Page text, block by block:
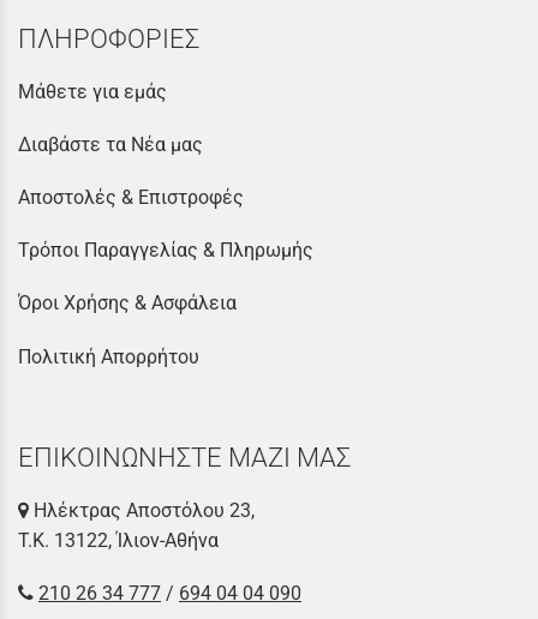
ΠΛΗΡΟΦΟΡΙΕΣ
Μάθετε για εμάς
Διαβάστε τα Νέα μας
Αποστολές & Επιστροφές
Τρόποι Παραγγελίας & Πληρωμής
Όροι Χρήσης & Ασφάλεια
Πολιτική Απορρήτου
ΕΠΙΚΟΙΝΩΝΗΣΤΕ ΜΑΖΙ ΜΑΣ
Ηλέκτρας Αποστόλου 23,
Τ.Κ. 13122, Ίλιον-Αθήνα
210 26 34 777 / 694 04 04 090